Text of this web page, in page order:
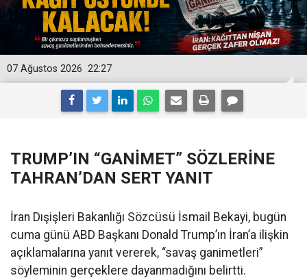
22:27
07 Ağustos 2026
TRUMP’IN “GANİMET” SÖZLERİNE
TAHRAN’DAN SERT YANIT
İran Dışişleri Bakanlığı Sözcüsü İsmail Bekayi, bugün
cuma günü ABD Başkanı Donald Trump’ın İran’a ilişkin
açıklamalarına yanıt vererek, “savaş ganimetleri”
söyleminin gerçeklere dayanmadığını belirtti.